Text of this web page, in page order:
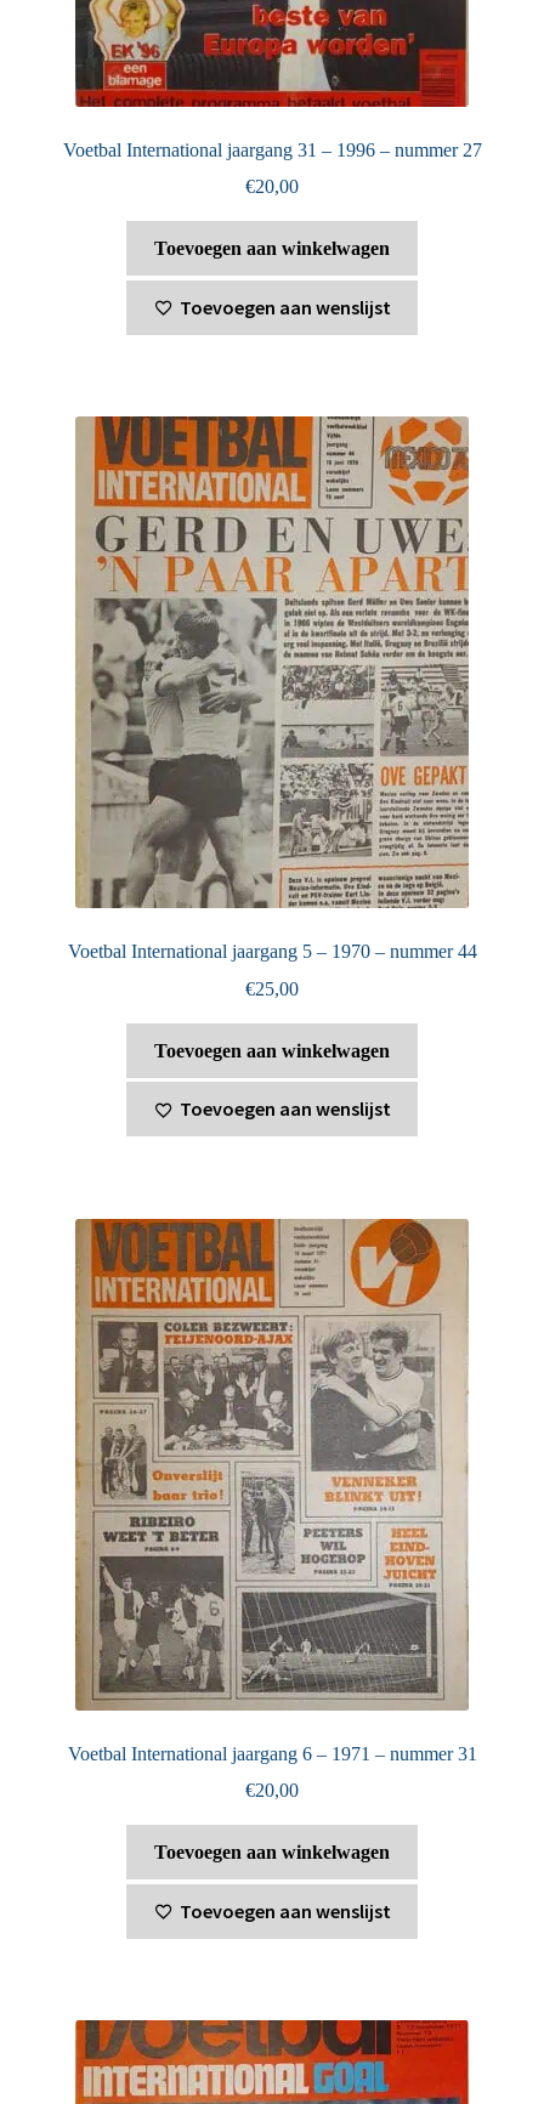
Voetbal International jaargang 31 – 1996 – nummer 27
€20,00
Toevoegen aan winkelwagen
Toevoegen aan wenslijst
Voetbal International jaargang 5 – 1970 – nummer 44
€25,00
Toevoegen aan winkelwagen
Toevoegen aan wenslijst
Voetbal International jaargang 6 – 1971 – nummer 31
€20,00
Toevoegen aan winkelwagen
Toevoegen aan wenslijst